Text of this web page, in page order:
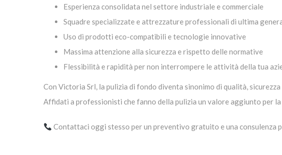
Esperienza consolidata nel settore industriale e commerciale
Squadre specializzate e attrezzature professionali di ultima
Uso di prodotti eco-compatibili e tecnologie innovative
Massima attenzione alla sicurezza e rispetto delle normative
Flessibilità e rapidità per non interrompere le attività della tua
Con Victoria Srl, la pulizia di fondo diventa sinonimo di qualità,
Affidati a professionisti che fanno della pulizia un valore aggiunto per la
Contattaci oggi stesso per un preventivo gratuito e una consulenza